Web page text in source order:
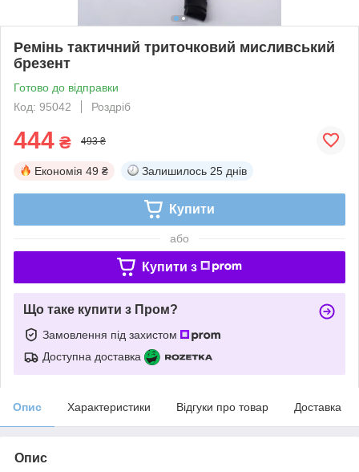
Ремінь тактичний триточковий мисливський
брезент
Готово до відправки
Код: 95042
Роздріб
444 ₴ 493 ₴
Економія 49 ₴ Залишилось 25 днів
Купити
або
Купити з
Що таке купити з Пром?
Замовлення під захистом
Доступна доставка
Опис Характеристики Відгуки про товар Доставка
Опис